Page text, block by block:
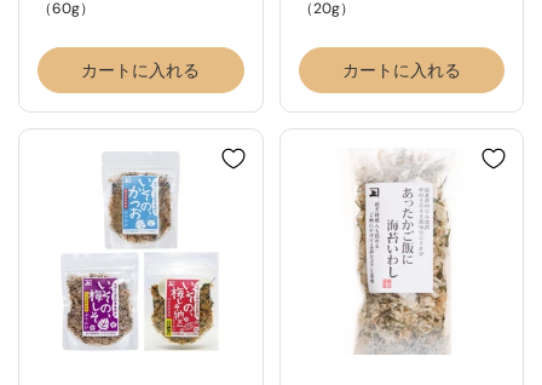
（60g）
カートに入れる
（20g）
カートに入れる